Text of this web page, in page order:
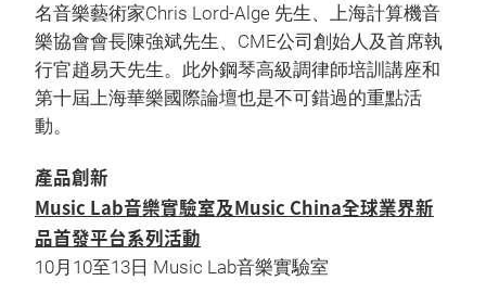
名音樂藝術家Chris Lord-Alge 先生、上海計算機音
樂協會會長陳強斌先生、CME公司創始人及首席執
行官趙易天先生。此外鋼琴高級調律師培訓講座和
第十屆上海華樂國際論壇也是不可錯過的重點活
動。
產品創新
Music Lab音樂實驗室及Music China全球業界新
品首發平台系列活動
10月10至13日 Music Lab音樂實驗室